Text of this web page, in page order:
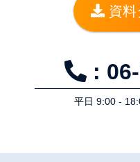
資料
: 06-
平⽇ 9:00 -